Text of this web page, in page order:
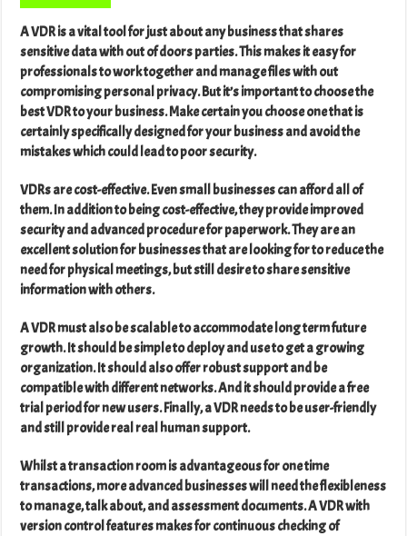
A VDR is a vital tool for just about any business that shares
sensitive data with out of doors parties. This makes it easy for
professionals to work together and manage files with out
compromising personal privacy. But it’s important to choose the
best VDR to your business. Make certain you choose one that is
certainly specifically designed for your business and avoid the
mistakes which could lead to poor security.
VDRs are cost-effective. Even small businesses can afford all of
them. In addition to being cost-effective, they provide improved
security and advanced procedure for paperwork. They are an
excellent solution for businesses that are looking for to reduce the
need for physical meetings, but still desire to share sensitive
information with others.
A VDR must also be scalable to accommodate long term future
growth. It should be simple to deploy and use to get a growing
organization. It should also offer robust support and be
compatible with different networks. And it should provide a free
trial period for new users. Finally, a VDR needs to be user-friendly
and still provide real real human support.
Whilst a transaction room is advantageous for one time
transactions, more advanced businesses will need the flexibleness
to manage, talk about, and assessment documents. A VDR with
version control features makes for continuous checking of